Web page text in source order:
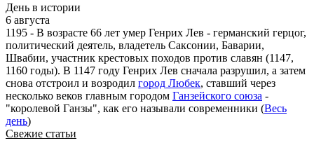
День в истории
6 августа
1195 - В возрасте 66 лет умер Генрих Лев - германский герцог,
политический деятель, владетель Саксонии, Баварии,
Швабии, участник крестовых походов против славян (1147,
1160 годы). В 1147 году Генрих Лев сначала разрушил, а затем
снова отстроил и возродил город Любек, ставший через
несколько веков главным городом Ганзейского союза -
"королевой Ганзы", как его называли современники (Весь
день)
Свежие статьи